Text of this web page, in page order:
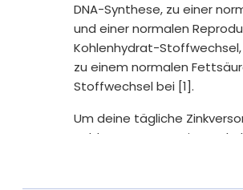
DNA-Synthese, zu einer
und einer normalen
Kohlenhydrat-
zu einem normalen
Stoffwechsel bei [1].
Um deine tägliche
Tablette pro Tag ein. Dank